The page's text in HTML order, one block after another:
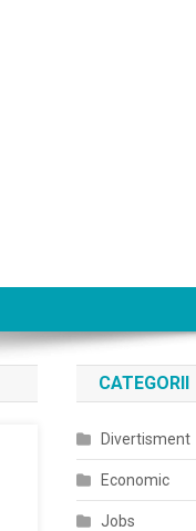
CATEGORII
Divertisment
Economic
Jobs